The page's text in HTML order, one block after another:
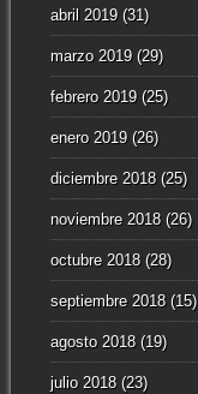
abril 2019(31)
marzo 2019(29)
febrero 2019(25)
enero 2019(26)
diciembre 2018(25)
noviembre 2018(26)
octubre 2018(28)
septiembre 2018(15)
agosto 2018(19)
julio 2018(23)